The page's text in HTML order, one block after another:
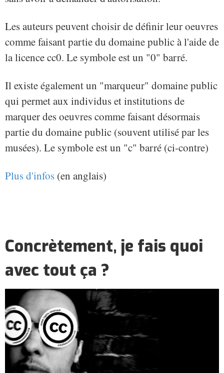
Les auteurs peuvent choisir de définir leur oeuvres
comme faisant partie du domaine public à l'aide de
la licence cc0. Le symbole est un "0" barré.
Il existe également un "marqueur" domaine public
qui permet aux individus et institutions de
marquer des oeuvres comme faisant désormais
partie du domaine public (souvent utilisé par les
musées). Le symbole est un "c" barré (ci-contre)
Plus d'infos (en anglais)
Concrètement, je fais quoi
avec tout ça ?